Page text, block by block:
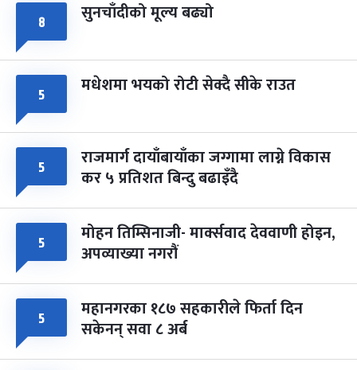
८ सुनचाँदीको मूल्य बढ्यो
५ मधेशमा भयको रोटी सेक्दै सीके राउत
५ राजमार्ग दायाँबायाँका जग्गामा लाग्ने विकास
कर ५ प्रतिशत बिन्दु बढाइँदै
५ मोहन तिम्सिनाजी- मार्क्सवाद देववाणी होइन,
अपव्याख्या नगरौं
५ महानगरका १८७ सहकारीले फिर्ता दिन
सकेनन् सवा ८ अर्ब